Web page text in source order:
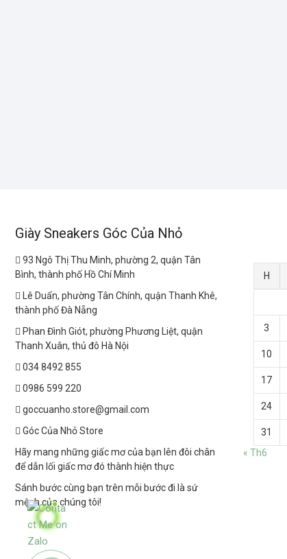
Giày Sneakers Góc Của Nhỏ
93 Ngô Thị Thu Minh, phường 2, quận Tân
Bình, thành phố Hồ Chí Minh
Lê Duẩn, phường Tân Chính, quận Thanh Khê,
thành phố Đà Nẵng
Phan Đình Giót, phường Phương Liệt, quận
Thanh Xuân, thủ đô Hà Nội
034 8492 855
0986 599 220
goccuanho.store@gmail.com
Góc Của Nhỏ Store
Hãy mang những giấc mơ của bạn lên đôi chân
để dẫn lối giấc mơ đó thành hiện thực
Sánh bước cùng bạn trên mỗi bước đi là sứ
mệnh của chúng tôi!
H
3
10
17
24
31
« Th6